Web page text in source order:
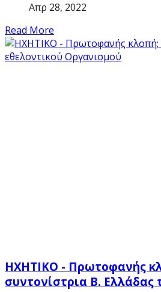
Απρ 28, 2022
Read More
ΗΧΗΤΙΚΟ - Πρωτοφανής
συντονίστρια Β. Ελλάδας